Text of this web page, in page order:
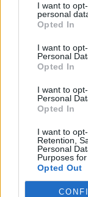
I want to
personal
Opted In
I want to
Personal
Opted In
I want to
Personal
Opted In
I want to
Retention,
Personal
Purposes
Opted Out
Light: Τρυφερό
Άννα